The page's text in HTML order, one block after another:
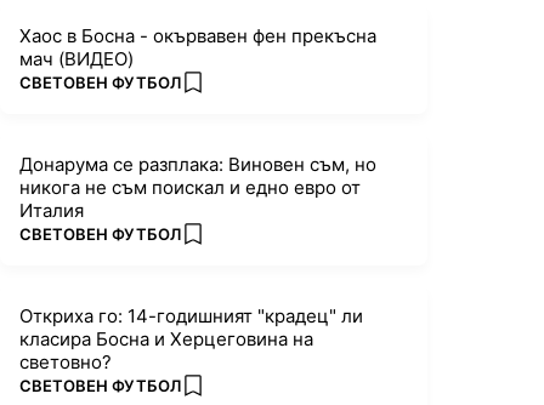
Хаос в Босна - окървавен фен прекъсна
мач (ВИДЕО)
ПОВЕЧЕ ОТ
СВЕТОВЕН ФУТБОЛ add favorites
Донарума се разплака: Виновен съм, но
никога не съм поискал и едно евро от
Италия
ПОВЕЧЕ ОТ
СВЕТОВЕН ФУТБОЛ add favorites
Откриха го: 14-годишният "крадец" ли
класира Босна и Херцеговина на
световно?
ПОВЕЧЕ ОТ
СВЕТОВЕН ФУТБОЛ add favorites